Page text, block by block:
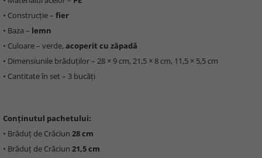
• Construcție – fier
• Baza – lemn
• Culoare – verde,acoperit cu zăpadă
• Dimensiunile brăduților – 28 × 9 cm, 21,5 × 8 cm, 11,5 × 5,5 cm
• Cantitate în set – 3 bucăți
Conținutul pachetului:
• Brăduț de Crăciun 28 cm
• Brăduț de Crăciun 21,5 cm